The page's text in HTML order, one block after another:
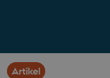
Artikel